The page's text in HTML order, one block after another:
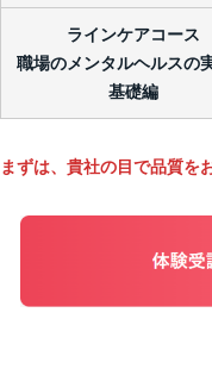
ラインケアコース
職場のメンタルヘルスの
基礎編
まずは、貴社の目で品質を